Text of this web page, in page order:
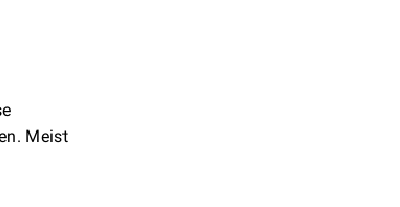
Meist